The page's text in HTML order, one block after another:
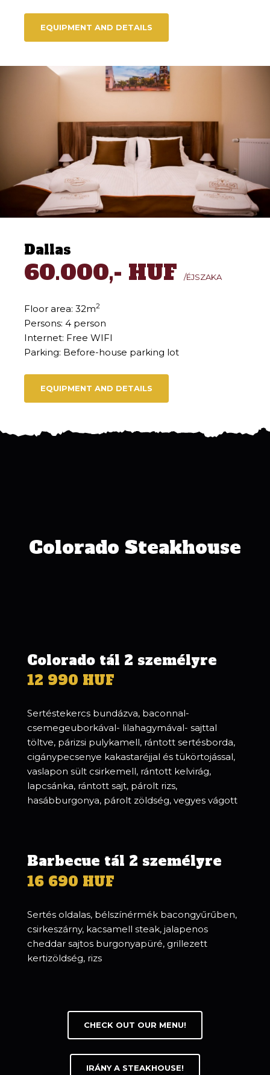
EQUIPMENT AND DETAILS
Dallas
60.000,- HUF/ÉJSZAKA
Floor area: 32m2
Persons: 4 person
Internet: Free WIFI
Parking: Before-house parking lot
EQUIPMENT AND DETAILS
Colorado Steakhouse
Colorado tál 2 személyre
12 990 HUF
Sertéstekercs bundázva, baconnal-
csemegeuborkával- lilahagymával- sajttal
töltve, párizsi pulykamell, rántott sertésborda,
cigánypecsenye kakastaréjjal és tükörtojással,
vaslapon sült csirkemell, rántott kelvirág,
lapcsánka, rántott sajt, párolt rizs,
hasábburgonya, párolt zöldség, vegyes vágott
Barbecue tál 2 személyre
16 690 HUF
Sertés oldalas, bélszínérmék bacongyűrűben,
csirkeszárny, kacsamell steak, jalapenos
cheddar sajtos burgonyapüré, grillezett
kertizöldség, rizs
CHECK OUT OUR MENU!
IRÁNY A STEAKHOUSE!